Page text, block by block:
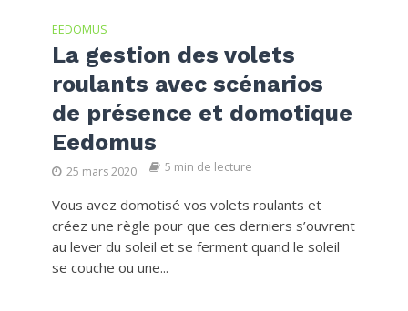
EEDOMUS
La gestion des volets
roulants avec scénarios
de présence et domotique
Eedomus
25 mars 2020 5 min de lecture
Vous avez domotisé vos volets roulants et
créez une règle pour que ces derniers s’ouvrent
au lever du soleil et se ferment quand le soleil
se couche ou une...